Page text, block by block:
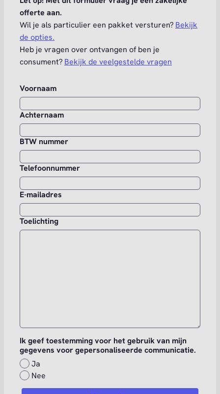
offerte aan.
Wil je als particulier een pakket versturen? Bekijk
de opties.
Heb je vragen over ontvangen of ben je
consument? Bekijk de veelgestelde vragen
Voornaam
Achternaam
BTW nummer
Telefoonnummer
E-mailadres
Toelichting
Ik geef toestemming voor het gebruik van mijn
gegevens voor gepersonaliseerde communicatie.
Ja
Nee